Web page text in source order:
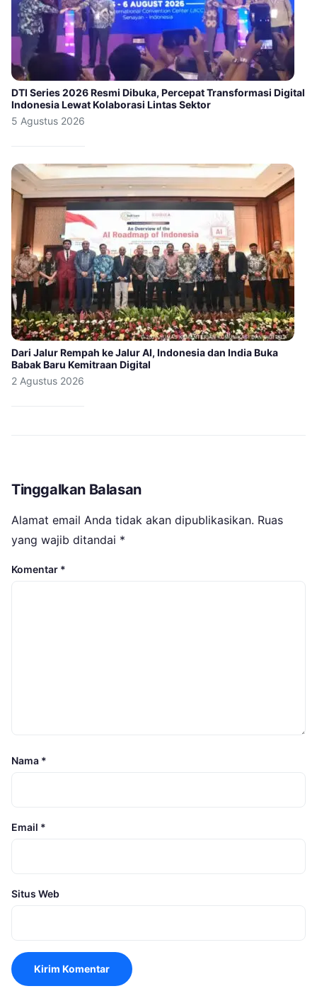
DTI Series 2026 Resmi Dibuka, Percepat Transformasi Digital
Indonesia Lewat Kolaborasi Lintas Sektor
5 Agustus 2026
Dari Jalur Rempah ke Jalur AI, Indonesia dan India Buka
Babak Baru Kemitraan Digital
2 Agustus 2026
Tinggalkan Balasan
Alamat email Anda tidak akan dipublikasikan. Ruas
yang wajib ditandai *
Komentar *
Nama *
Email *
Situs Web